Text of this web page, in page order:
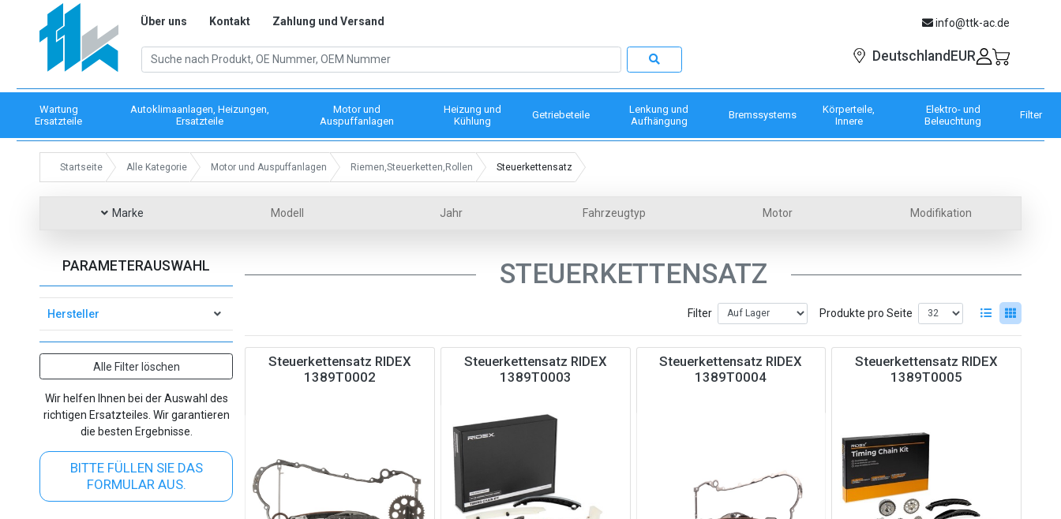
Über uns Kontakt Zahlung und Versand info@ttk-ac.de
Deutschland EUR
Wartung
Ersatzteile
Autoklimaanlagen, Heizungen,
Ersatzteile
Motor und
Auspuffanlagen
Heizung und
Kühlung
Getriebeteile
Lenkung und
Aufhängung
Bremssystems
Körperteile,
Innere
Elektro- und
Beleuchtung
Filter
Startseite Alle Kategorie Motor und Auspuffanlagen Riemen,Steuerketten,Rollen Steuerkettensatz
Marke Modell Jahr Fahrzeugtyp Motor Modifikation
PARAMETERAUSWAHL
Hersteller
Alle Filter löschen
Wir helfen Ihnen bei der Auswahl des
richtigen Ersatzteiles. Wir garantieren
die besten Ergebnisse.
BITTE FÜLLEN SIE DAS
FORMULAR AUS.
STEUERKETTENSATZ
Filter Produkte pro Seite
Steuerkettensatz RIDEX
1389T0002
Steuerkettensatz RIDEX
1389T0003
Steuerkettensatz RIDEX
1389T0004
Steuerkettensatz RIDEX
1389T0005